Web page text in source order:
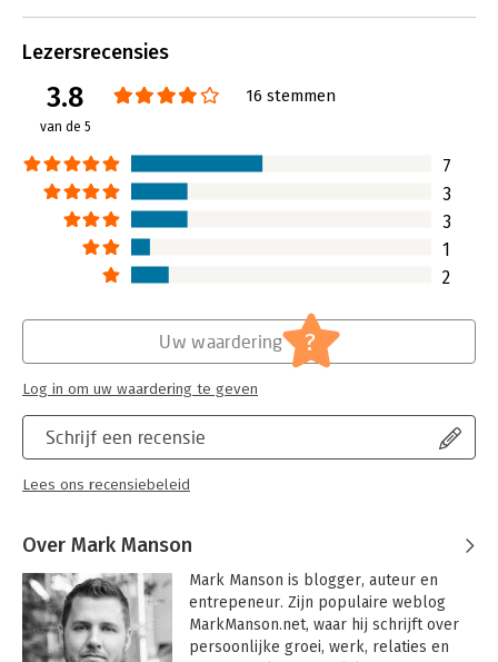
Lezersrecensies
3.8
van de 5
16 stemmen
7
3
3
1
2
Schrijf een recensie
Lees ons recensiebeleid
Uw waardering ?
Log in om uw waardering te geven
Over Mark Manson
Mark Manson is blogger, auteur en
entrepeneur. Zijn populaire weblog
MarkManson.net, waar hij schrijft over
persoonlijke groei, werk, relaties en